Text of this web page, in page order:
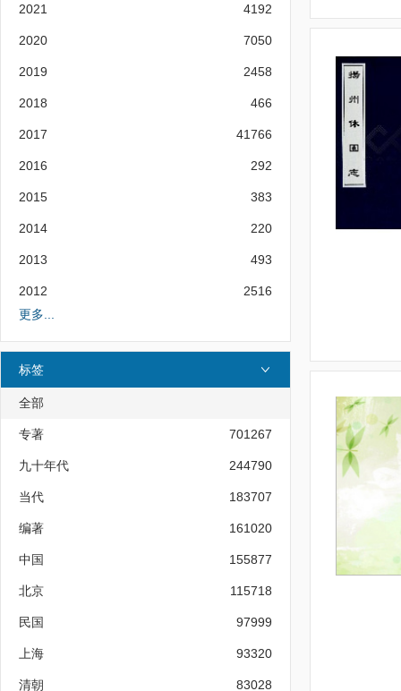
2021 4192
2020 7050
2019 2458
2018 466
2017 41766
2016 292
2015 383
2014 220
2013 493
2012
2516
更多...
标签
全部
专著 701267
九十年代 244790
当代 183707
编著 161020
中国 155877
北京 115718
民国 97999
上海 93320
清朝 83028